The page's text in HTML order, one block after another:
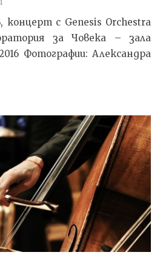
концерт с Genesis Orchestra
за Човека – зала
Фотографии: Александра